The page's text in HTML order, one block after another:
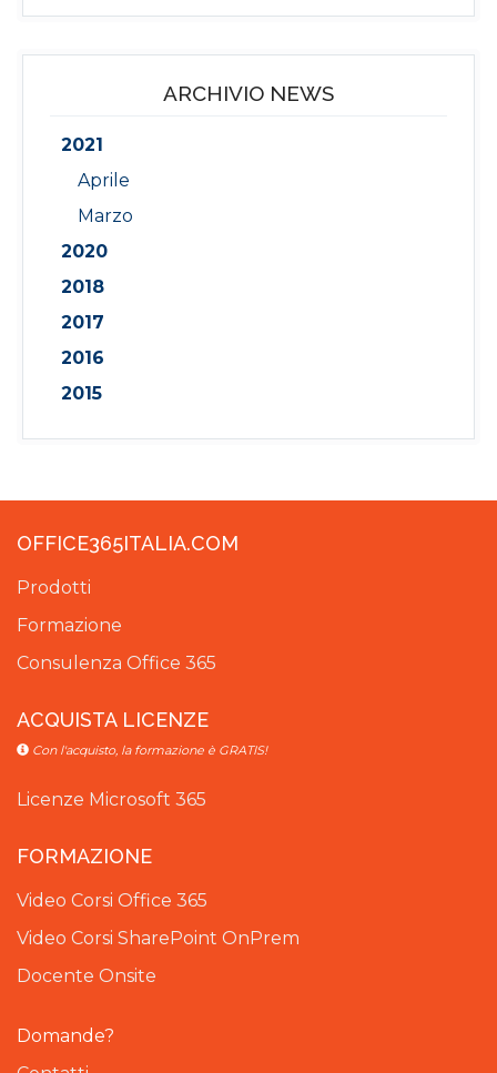
ARCHIVIO NEWS
2021
Aprile
Marzo
2020
2018
2017
2016
2015
OFFICE365ITALIA.COM
Prodotti
Formazione
Consulenza Office 365
ACQUISTA LICENZE
Con l'acquisto, la formazione è GRATIS!
Licenze Microsoft 365
FORMAZIONE
Video Corsi Office 365
Video Corsi SharePoint OnPrem
Docente Onsite
Domande?